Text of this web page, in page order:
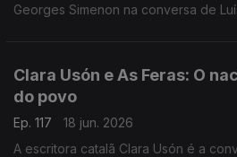
Georges Simenon na conversa de
Clara Usón e As Feras: O
do povo
Ep. 117
18 jun. 2026
A escritora catalã Clara Usón é a